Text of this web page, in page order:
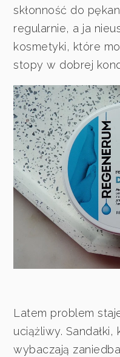
skłonność do
regularnie, a ja
kosmetyki, które
stopy w dobrej
Latem problem
uciążliwy.
wybaczają